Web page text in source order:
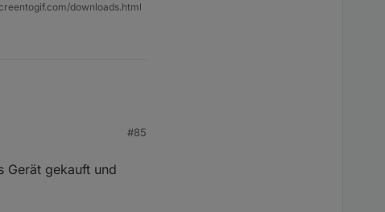
downloads.html
#85
Gerät gekauft und